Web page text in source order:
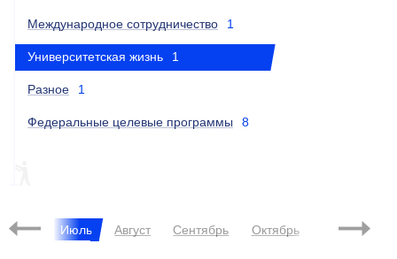
Международное сотрудничество 1
Университетская жизнь 1
Разное 1
Федеральные целевые программы 8
Июнь Июль Август Сентябрь Октябрь Ноябрь